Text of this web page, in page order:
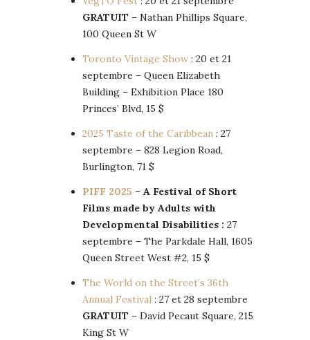
GRATUIT – Nathan Phillips Square,
100 Queen St W
Toronto Vintage Show : 20 et 21
septembre – Queen Elizabeth
Building – Exhibition Place 180
Princes’ Blvd, 15 $
2025 Taste of the Caribbean : 27
septembre – 828 Legion Road,
Burlington, 71 $
PIFF 2025 – A Festival of Short
Films made by Adults with
Developmental Disabilities : 27
septembre – The Parkdale Hall, 1605
Queen Street West #2, 15 $
The World on the Street’s 36th
Annual Festival : 27 et 28 septembre
GRATUIT – David Pecaut Square, 215
King St W